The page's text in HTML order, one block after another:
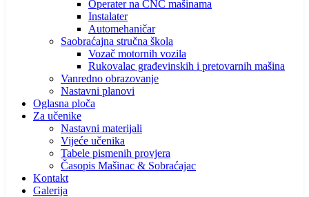
Operater na CNC mašinama
Instalater
Automehaničar
Saobraćajna stručna škola
Vozač motornih vozila
Rukovalac građevinskih i pretovarnih mašina
Vanredno obrazovanje
Nastavni planovi
Oglasna ploča
Za učenike
Nastavni materijali
Vijeće učenika
Tabele pismenih provjera
Časopis Mašinac & Sobraćajac
Kontakt
Galerija